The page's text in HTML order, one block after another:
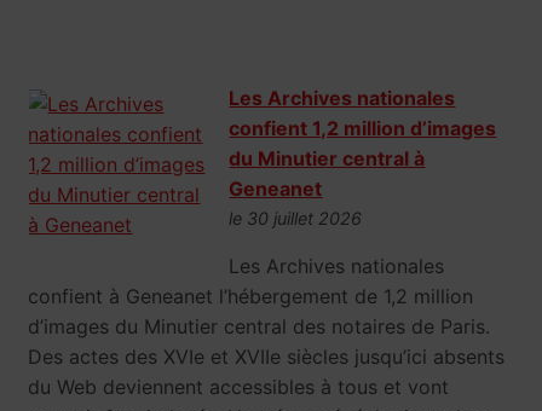
Les Archives nationales
confient 1,2 million d’images
du Minutier central à
Geneanet
le 30 juillet 2026
Les Archives nationales
confient à Geneanet l’hébergement de 1,2 million
d’images du Minutier central des notaires de Paris.
Des actes des XVIe et XVIIe siècles jusqu’ici absents
du Web deviennent accessibles à tous et vont